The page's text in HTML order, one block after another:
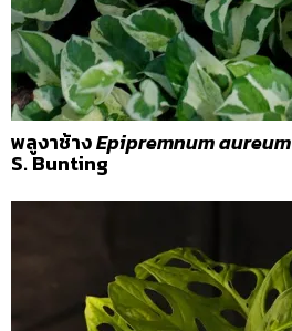
พลูงาช้างEpipremnum aureum
S. Bunting